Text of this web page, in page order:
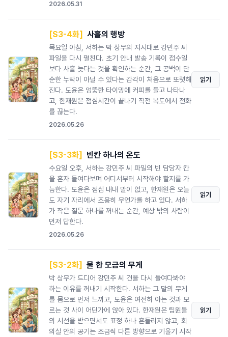
2026.05.31
[S3-4화] 사흘의 행방
목요일 아침, 서하는 박 상무의 지시대로 강민주 씨
파일을 다시 펼친다. 초기 안내 발송 기록이 접수일
보다 사흘 늦다는 것을 확인하는 순간, 그 공백이 단
순한 누락이 아닐 수 있다는 감각이 처음으로 또렷해
진다. 도윤은 엉뚱한 타이밍에 커피를 들고 나타나
고, 한재원은 점심시간이 끝나기 직전 복도에서 전화
를 끊는다.
2026.05.26
읽기
[S3-3화] 빈칸 하나의 온도
수요일 오후, 서하는 강민주 씨 파일의 빈 담당자 칸
을 혼자 들여다보며 어디서부터 시작해야 할지를 가
늠한다. 도윤은 점심 내내 말이 없고, 한재원은 오늘
도 자기 자리에서 조용히 무언가를 하고 있다. 서하
가 작은 질문 하나를 꺼내는 순간, 예상 밖의 사람이
먼저 답한다.
2026.05.26
읽기
[S3-2화] 물 한 모금의 무게
박 상무가 드디어 강민주 씨 건을 다시 들여다봐야
하는 이유를 꺼내기 시작한다. 서하는 그 말의 무게
를 몸으로 먼저 느끼고, 도윤은 여전히 아는 것과 모
르는 것 사이 어딘가에 앉아 있다. 한재원은 팀원들
의 시선을 받으면서도 표정 하나 흔들리지 않고, 회
의실 안의 공기는 조금씩 다른 방향으로 기울기 시작
읽기